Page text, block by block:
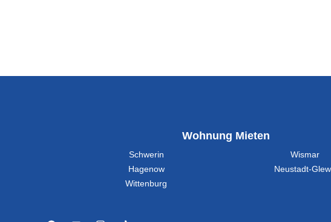
Wohnung Mieten
Schwerin
Wismar
Hagenow
Neustadt-
Wittenburg